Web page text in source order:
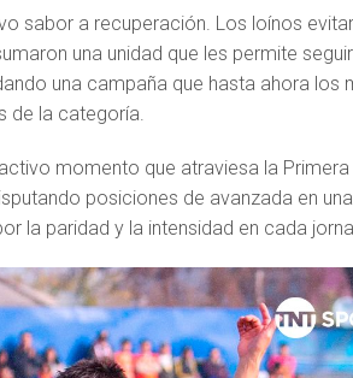
sabor a recuperación. Los loínos
una unidad que les permite
una campaña que hasta ahora los
de la categoría.
momento que atraviesa la Primera
posiciones de avanzada en una
la paridad y la intensidad en cada